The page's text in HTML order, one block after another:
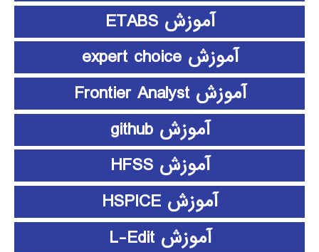
آموزش ETABS
آموزش expert choice
آموزش Frontier Analyst
آموزش github
آموزش HFSS
آموزش HSPICE
آموزش L-Edit